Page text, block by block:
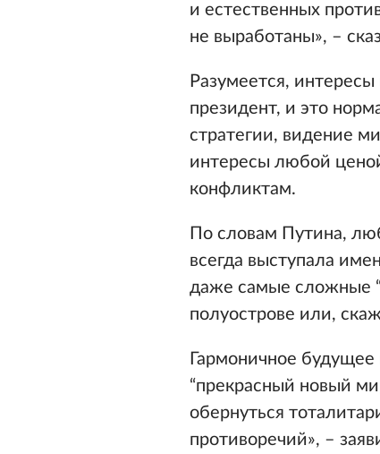
и естественных
не выработаны», –
Разумеется,
президент, и это
стратегии, видение
интересы любой
конфликтам.
По словам Путина,
всегда выступала
даже самые сложные
полуострове или,
Гармоничное
“прекрасный новый
обернуться
противоречий», –